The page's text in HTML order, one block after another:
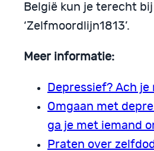
België kun je terecht bij
‘Zelfmoordlijn1813’.
Meer informatie:
Depressief? Ach
Omgaan met
ga je met iemand
Praten over